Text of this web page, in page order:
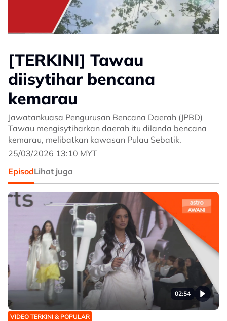
[TERKINI] Tawau
diisytihar bencana
kemarau
Jawatankuasa Pengurusan Bencana Daerah (JPBD)
Tawau mengisytiharkan daerah itu dilanda bencana
kemarau, melibatkan kawasan Pulau Sebatik.
25/03/2026 13:10 MYT
EpisodLihat juga
02:54
VIDEO TERKINI & POPULAR